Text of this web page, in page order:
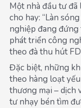
Một nhà đầu tư đã
cho hay: “Làn
nghiệp đang
phát triển công
theo đà thu hút
Đặc biệt, những
theo hàng loạt
thương mại – dịch
tư nhạy bén tìm